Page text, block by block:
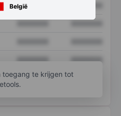
België
XXXXXXX
XXXXXXX
XXXXXXX
toegang te krijgen tot